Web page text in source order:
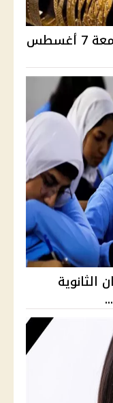
سعر الذهب في مصر اليوم الجمعة 7 أغسطس
الثانوية